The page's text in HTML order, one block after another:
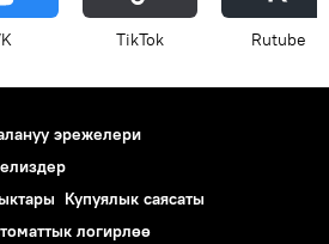
ТikТоk Rutube
эрежелери
Купуялык саясаты
логирлөө